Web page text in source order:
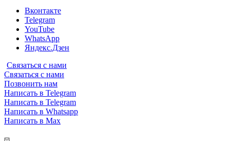
Вконтакте
Telegram
YouTube
WhatsApp
Яндекс.Дзен
Связаться с нами
Связаться с нами
Позвонить нам
Написать в Telegram
Написать в Telegram
Написать в Whatsapp
Написать в Max